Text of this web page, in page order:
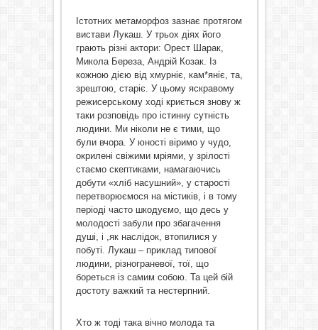
Істотних метаморфоз зазнає протягом
вистави Лукаш. У трьох діях його
грають різні актори: Орест Шарак,
Микола Береза, Андрій Козак. Із
кожною дією від хмурніє, кам*яніє, та,
зрештою, старіє. У цьому яскравому
режисерському ході криється знову ж
таки розповідь про істинну сутність
людини. Ми ніколи не є тими, що
були вчора. У юності віримо у чудо,
окрилені свіжими мріями, у зрілості
стаємо скептиками, намагаючись
добути «хліб насушний», у старості
перетворюємося на містиків, і в тому
періоді часто шкодуємо, що десь у
молодості забули про збагачення
душі, і ,як наслідок, втопилися у
побуті. Лукаш – приклад типової
людини, різнограневої, тої, що
бореться із самим собою. Та цей бій
достоту важкий та нестерпний.
Хто ж тоді така вічно молода та